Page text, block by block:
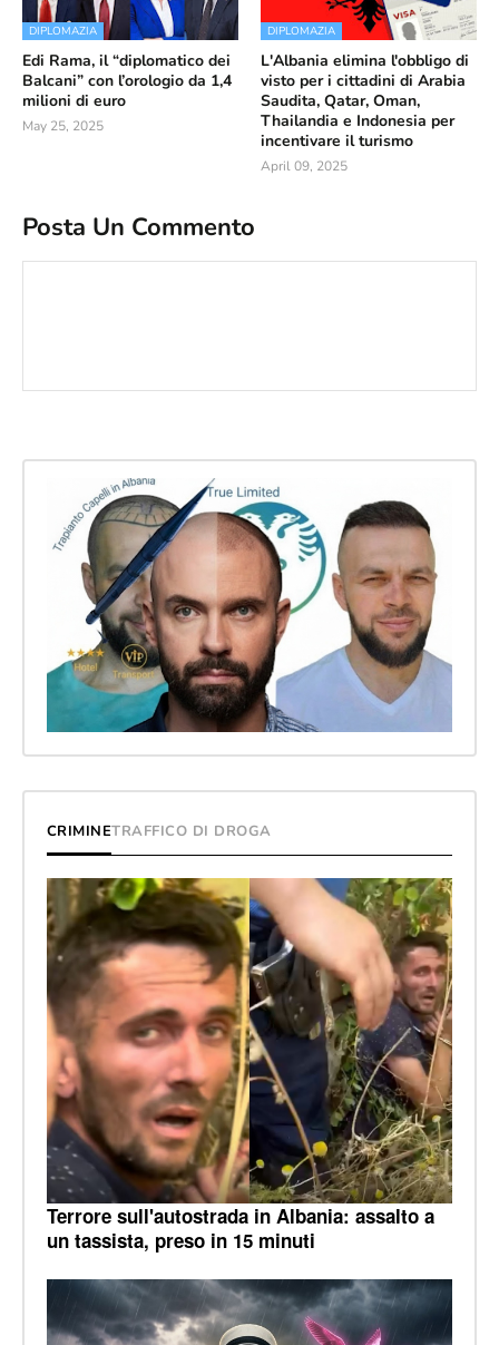
DIPLOMAZIA
Edi Rama, il “diplomatico dei
Balcani” con l’orologio da 1,4
milioni di euro
May 25, 2025
DIPLOMAZIA
L'Albania elimina l'obbligo di
visto per i cittadini di Arabia
Saudita, Qatar, Oman,
Thailandia e Indonesia per
incentivare il turismo
April 09, 2025
Posta Un Commento
CRIMINETRAFFICO DI DROGA
Terrore sull'autostrada in Albania: assalto a
un tassista, preso in 15 minuti